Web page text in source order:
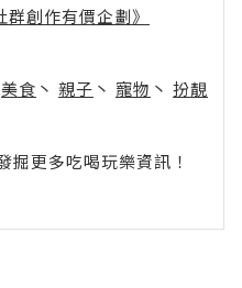
群創作有價企劃》
美食 丶 親子 丶 寵物 丶 扮靚
更多吃喝玩樂資訊！